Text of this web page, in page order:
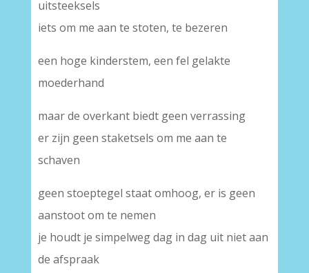
uitsteeksels
iets om me aan te stoten, te bezeren
een hoge kinderstem, een fel gelakte
moederhand
maar de overkant biedt geen verrassing
er zijn geen staketsels om me aan te
schaven
geen stoeptegel staat omhoog, er is geen
aanstoot om te nemen
je houdt je simpelweg dag in dag uit niet aan
de afspraak